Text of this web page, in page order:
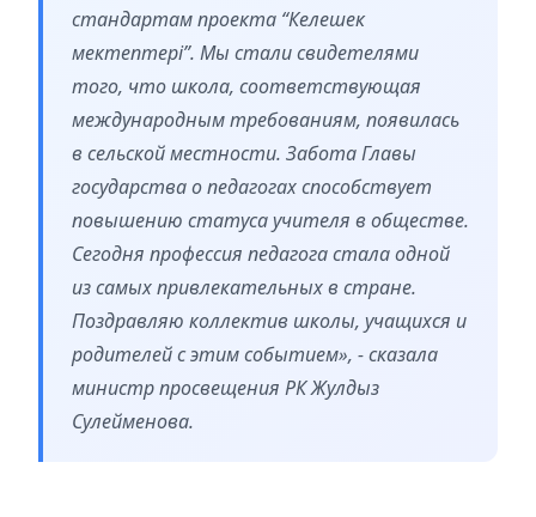
стандартам проекта “Келешек
мектептері”. Мы стали свидетелями
того, что школа, соответствующая
международным требованиям, появилась
в сельской местности. Забота Главы
государства о педагогах способствует
повышению статуса учителя в обществе.
Сегодня профессия педагога стала одной
из самых привлекательных в стране.
Поздравляю коллектив школы, учащихся и
родителей с этим событием», - сказала
министр просвещения РК Жулдыз
Сулейменова.